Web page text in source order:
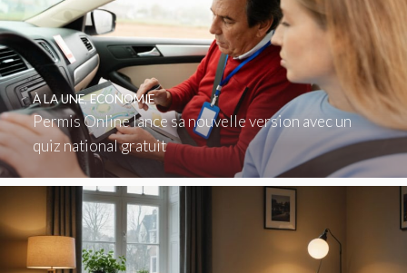
Permis Online lance sa nouvelle version avec un
quiz national gratuit
À LA UNE,ECONOMIE